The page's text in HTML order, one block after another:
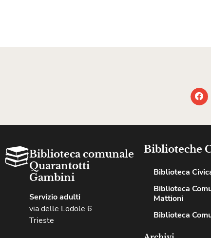
Biblioteca comunale
Quarantotti
Gambini
Servizio adulti
via delle Lodole 6
Trieste
Biblioteche
Biblioteca
Biblioteca
Mattioni
Biblioteca